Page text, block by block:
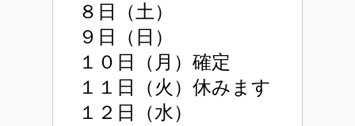
８日（土）
９日（日）
１０日（月）確定
１１日（火）休みます
１２日（水）